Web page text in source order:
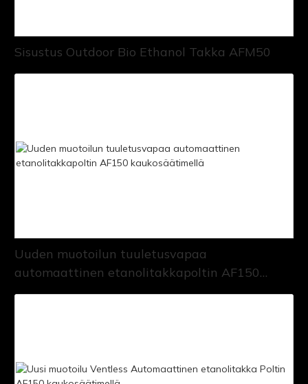
Sisustus Outdoor Bio Ethanol Takka AFM50
Uuden muotoilun tuuletusvapaa
automaattinen etanolitakkapoltin AF150
kaukosäätimellä